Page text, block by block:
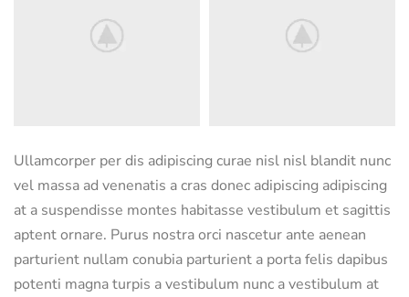
Ullamcorper per dis adipiscing curae nisl nisl blandit nunc
vel massa ad venenatis a cras donec adipiscing adipiscing
at a suspendisse montes habitasse vestibulum et sagittis
aptent ornare. Purus nostra orci nascetur ante aenean
parturient nullam conubia parturient a porta felis dapibus
potenti magna turpis a vestibulum nunc a vestibulum at